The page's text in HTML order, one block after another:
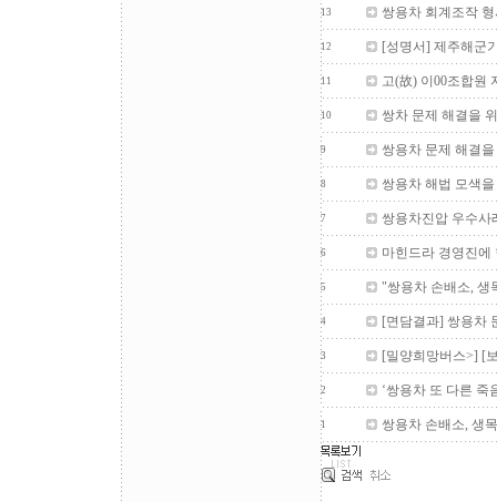
13 쌍용차 회계조작
12 [성명서] 제주해군
11 고(故) 이00조합원
10 쌍차 문제 해결을
9 쌍용차 문제 해결
8 쌍용차 해법 모색
7 쌍용차진압 우수
6 마힌드라 경영진
5 "쌍용차 손배소, 생
4 [면담결과] 쌍용차
3 [밀양희망버스>] [
2 ‘쌍용차 또 다른
1 쌍용차 손배소, 생